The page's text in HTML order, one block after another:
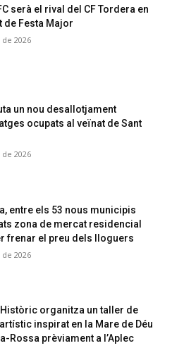
serà el rival del CF Tordera en
de Festa Major
de 2026
un nou desallotjament
ocupats al veïnat de Sant
de 2026
entre els 53 nous municipis
zona de mercat residencial
frenar el preu dels lloguers
de 2026
Històric organitza un taller de
inspirat en la Mare de Déu
Rossa prèviament a l’Aplec